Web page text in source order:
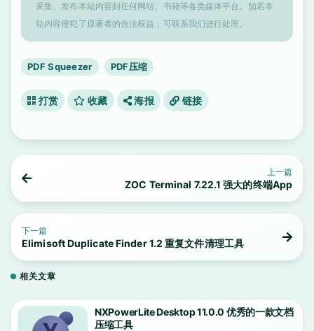
采集、发布本站内容到任何网站、书籍等各类媒体平台。如若本
站内容侵犯了原著者的合法权益，可联系我们进行处理。
PDF Squeezer PDF压缩
打赏 收藏 海报 链接
上一篇
ZOC Terminal 7.22.1 强大的终端App
下一篇
Elimisoft Duplicate Finder 1.2 重复文件清理工具
相关文章
NXPowerLite Desktop 11.0.0 优秀的一款文档
压缩工具